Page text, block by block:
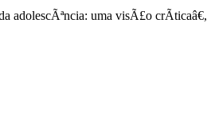
adolescÃªncia: uma visÃ£o crÃ­ticaâ€,